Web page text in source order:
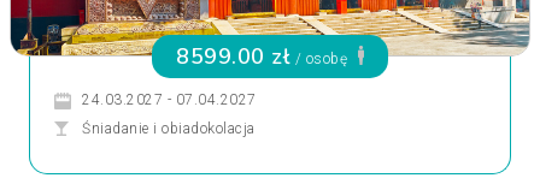
8599.00 zł / osobę
24.03.2027 - 07.04.2027
Śniadanie i obiadokolacja